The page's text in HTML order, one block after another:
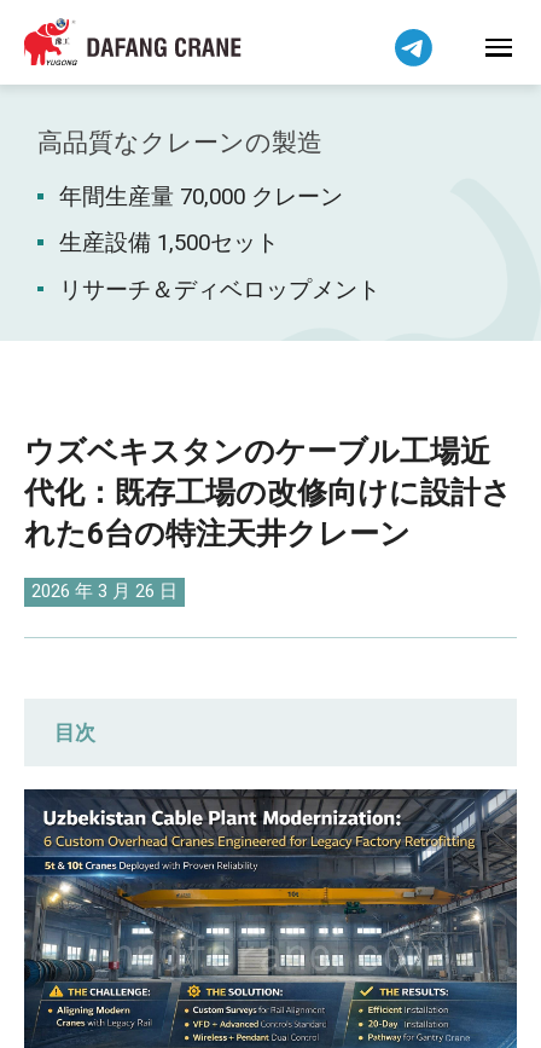
高品質なクレーンの製造
年間生産量 70,000 クレーン
生産設備 1,500セット
リサーチ＆ディベロップメント
ウズベキスタンのケーブル工場近
代化：既存工場の改修向けに設計さ
れた6台の特注天井クレーン
2026 年 3 月 26 日
目次
カスタマイズされた現場調査：生データ
と運用上の現実との整合性
技術的なカスタマイズ：高度なドライブ
アップグレードをオンデマンドで提供
84日間でフルサイクル効率を達成：ウズ
ベキスタンへの天井クレーン6台の納入
Bahasa Indonesia
Bahasa Melayu
Tiếng Việt
简体中文
বাংলা
فارسی
Pilipino
اردو
Kiswahili
Dansk
Norsk
O‘zbekcha